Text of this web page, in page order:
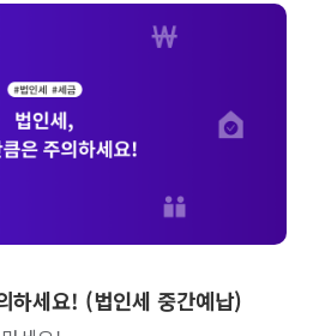
하세요! (법인세 중간예납)